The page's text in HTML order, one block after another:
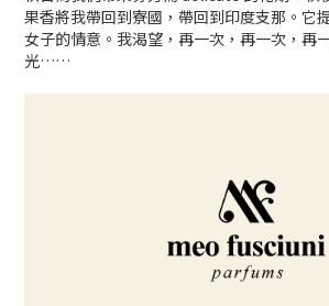
果香將我帶回到寮國，帶回到印度支那。它
女子的情意。我渴望，再一次，再一次，再
光……